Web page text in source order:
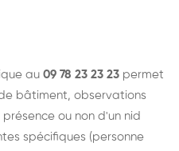
au 09 78 23 23 23 permet
bâtiment, observations
ou non d'un nid
spécifiques (personne